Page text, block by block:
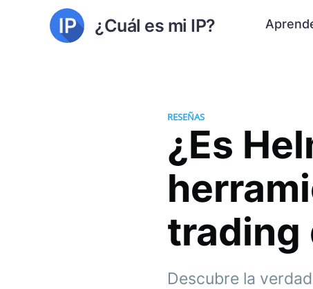
¿Cuál es mi IP?
RESEÑAS
¿Es
trading
Descubre la